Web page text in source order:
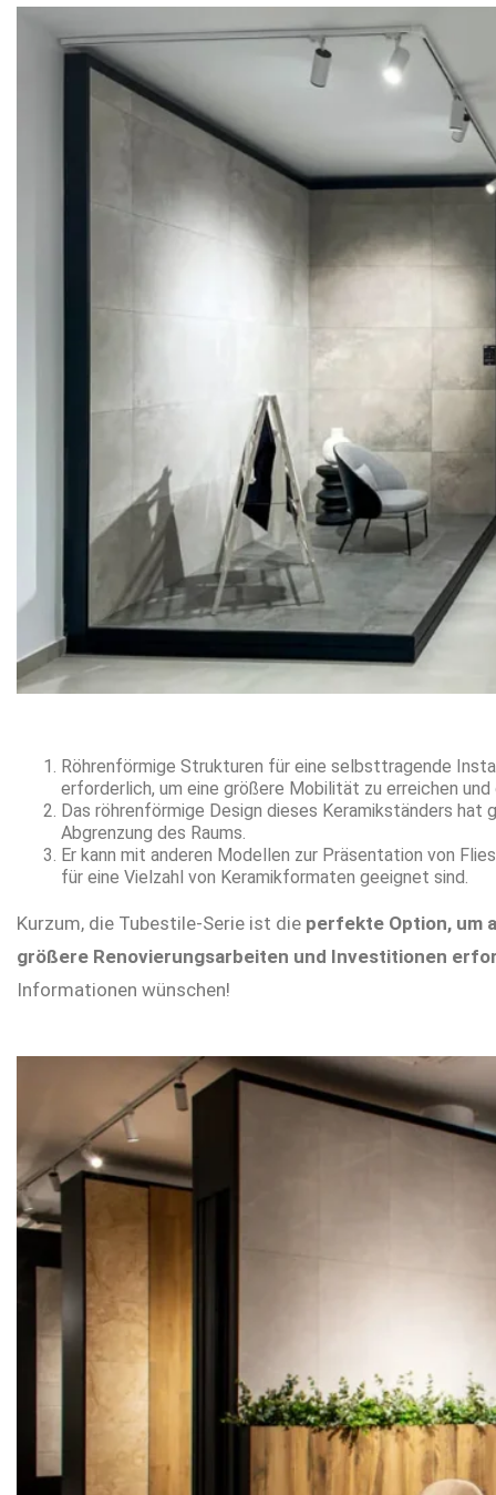
Röhrenförmige Strukturen für eine selbsttragende
erforderlich, um eine größere Mobilität zu erreichen
Das röhrenförmige Design dieses Keramikständers
Abgrenzung des Raums.
Er kann mit anderen Modellen zur Präsentation von
für eine Vielzahl von Keramikformaten geeignet sind.
Kurzum, die Tubestile-Serie ist die perfekte Option, um
größere Renovierungsarbeiten und Investitionen
Informationen wünschen!